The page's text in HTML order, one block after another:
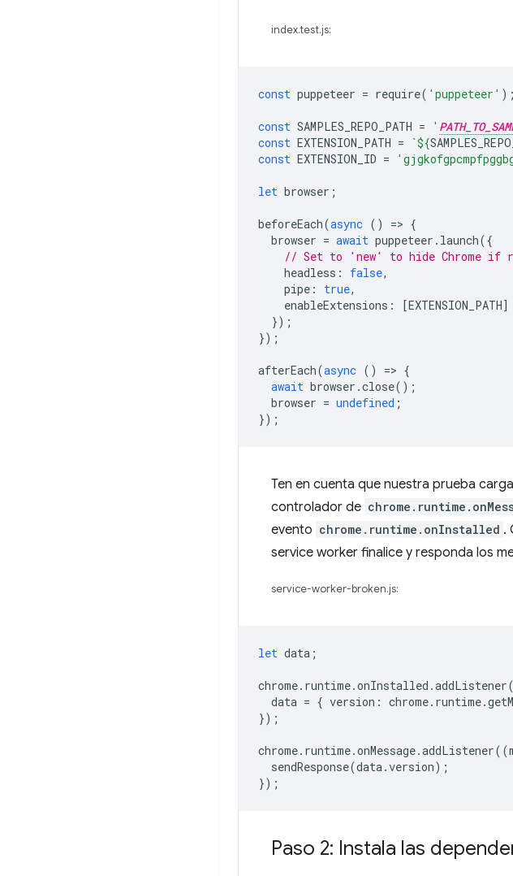
index.test.js:
const puppeteer = require( 'puppeteer' );
const SAMPLES_REPO_PATH = '
const EXTENSION_PATH = `${
const EXTENSION_ID =
let browser ;
beforeEach(async () => {
browser = await puppeteer . launch({
// Set to 'new' to hide Chrome if
headless : false,
pipe : true,
enableExtensions : [EXTENSION_PATH]
});
});
afterEach(async () => {
await browser .close();
browser = undefined ;
});
Ten en cuenta que nuestra prueba carga
controlador de
evento chrome.runtime.onInstalled .
service worker finalice y responda los
service-worker-broken.js:
let data ;
chrome. runtime.onInstalled .addListener
data = { version : chrome. runtime.
});
chrome. runtime.onMessage.addListener((
sendResponse(data.version);
});
Paso 2: Instala las